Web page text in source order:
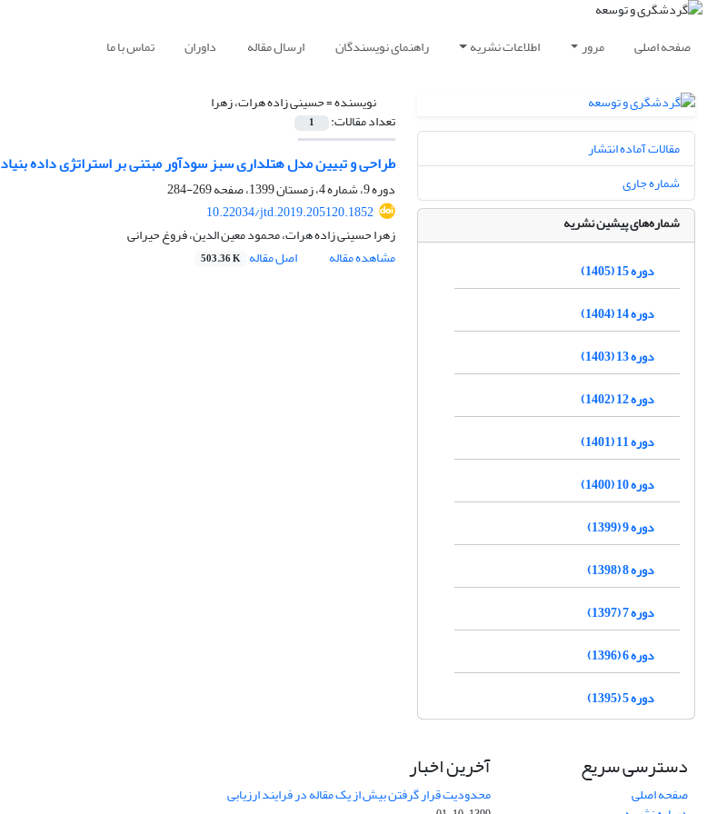
صفحه اصلی مرور اطلاعات نشریه راهنمای نویسندگان ارسال مقاله داوران تماس با ما
نویسنده =حسینی زاده هرات، زهرا
تعداد مقالات: 1
طراحی و تبیین مدل هتلداری سبز سودآور مبتنی بر استراتژی داده بنیاد
دوره 9، شماره 4، زمستان 1399، صفحه
269-284
10.22034/jtd.2019.205120.1852
زهرا حسینی زاده هرات، محمود معین الدین، فروغ حیرانی
مشاهده مقاله
اصل مقاله 503.36 K
مقالات آماده انتشار
شماره جاری
شماره‌های پیشین نشریه
دوره 15 (1405)
دوره 14 (1404)
دوره 13 (1403)
دوره 12 (1402)
دوره 11 (1401)
دوره 10 (1400)
دوره 9 (1399)
دوره 8 (1398)
دوره 7 (1397)
دوره 6 (1396)
دوره 5 (1395)
دسترسی سریع
صفحه اصلی
آخرین اخبار
محدودیت قرار گرفتن بیش از یک مقاله در فرایند ارزیابی